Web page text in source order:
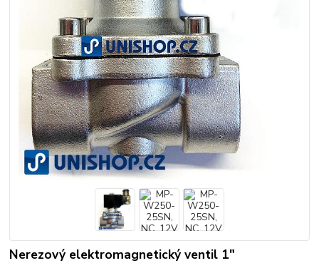
Nerezový elektromagnetický ventil 1"